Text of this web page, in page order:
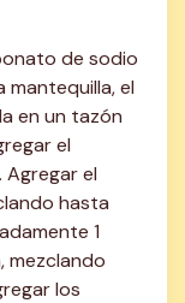
de sodio
mantequilla, el
en un tazón
el
el
hasta
1
mezclando
los